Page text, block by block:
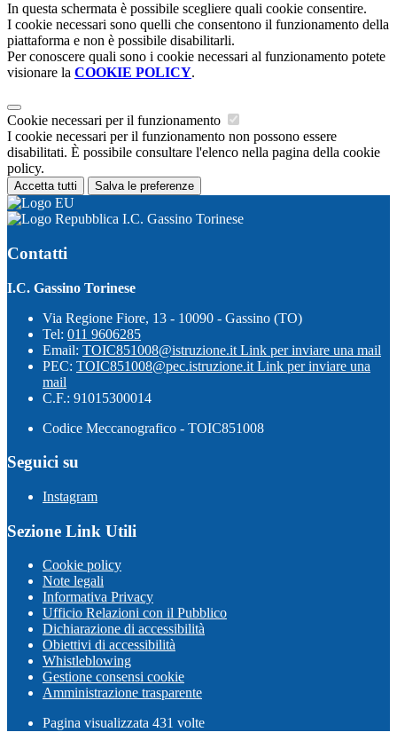
In questa schermata è possibile scegliere quali cookie consentire.
I cookie necessari sono quelli che consentono il funzionamento della
piattaforma e non è possibile disabilitarli.
Per conoscere quali sono i cookie necessari al funzionamento potete
visionare la COOKIE POLICY.
Cookie necessari per il funzionamento
I cookie necessari per il funzionamento non possono essere
disabilitati. È possibile consultare l'elenco nella pagina della cookie
policy.
Accetta tutti Salva le preferenze
I.C. Gassino Torinese
Contatti
I.C. Gassino Torinese
Via Regione Fiore, 13 - 10090 - Gassino (TO)
Tel: 011 9606285
Email: TOIC851008@istruzione.it Link per inviare una mail
PEC: TOIC851008@pec.istruzione.it Link per inviare una
mail
C.F.: 91015300014
Codice Meccanografico - TOIC851008
Seguici su
Instagram
Sezione Link Utili
Cookie policy
Note legali
Informativa Privacy
Ufficio Relazioni con il Pubblico
Dichiarazione di accessibilità
Obiettivi di accessibilità
Whistleblowing
Gestione consensi cookie
Amministrazione trasparente
Pagina visualizzata 431 volte